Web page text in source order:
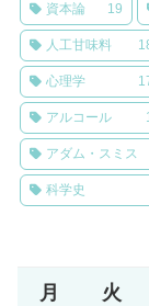
資本論 19
人工甘味料
心理学
アルコール
アダム・スミス
科学史
月 火